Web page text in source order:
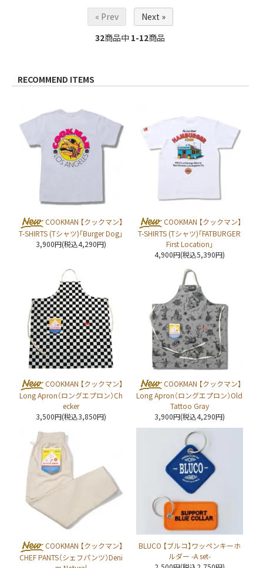
« Prev
Next »
32商品中 1-12商品
RECOMMEND ITEMS
COOKMAN 【クックマン】
T-SHIRTS (Tシャツ)「Burger Dog」
3,900円(税込4,290円)
COOKMAN 【クックマン】
T-SHIRTS (Tシャツ)「FATBURGER
First Location」
4,900円(税込5,390円)
COOKMAN 【クックマン】
Long Apron（ロングエプロン）Ch
ecker
3,500円(税込3,850円)
COOKMAN 【クックマン】
Long Apron（ロングエプロン）Old
Tattoo Gray
3,900円(税込4,290円)
COOKMAN 【クックマン】
CHEF PANTS（シェフパンツ）Deni
BLUCO 【ブルコ】ワッペンキーホ
ルダー -A set-